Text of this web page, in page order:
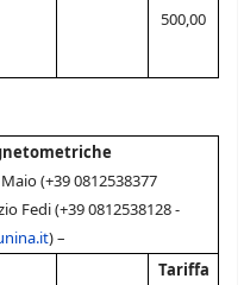
500,00
(+39 0812538377
Fedi (+39 0812538128 -
) –
Tariffa